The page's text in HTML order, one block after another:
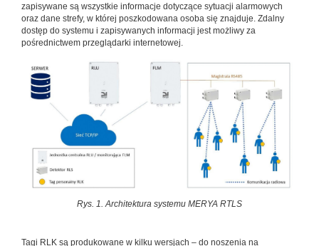
zapisywane są wszystkie informacje dotyczące sytuacji alarmowych
oraz dane strefy, w której poszkodowana osoba się znajduje. Zdalny
dostęp do systemu i zapisywanych informacji jest możliwy za
pośrednictwem przeglądarki internetowej.
Rys. 1. Architektura systemu MERYA RTLS
Tagi RLK są produkowane w kilku wersjach – do noszenia na